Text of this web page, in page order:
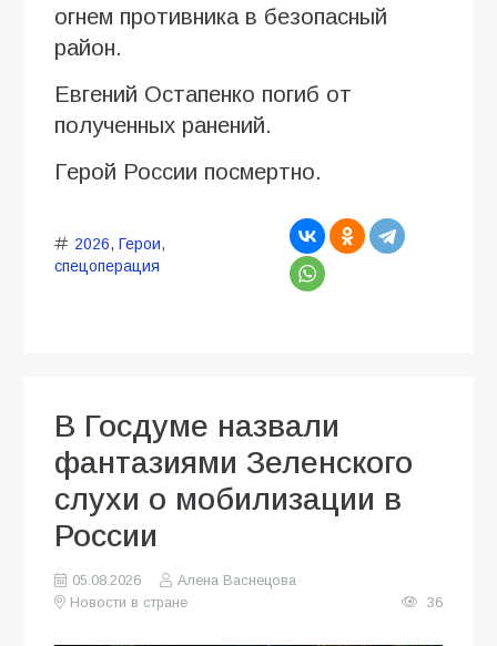
огнем противника в безопасный
район.
Евгений Остапенко погиб от
полученных ранений.
Герой России посмертно.
2026, Герои,
спецоперация
В Госдуме назвали
фантазиями Зеленского
слухи о мобилизации в
России
05.08.2026
Алена Васнецова
Новости в стране
36